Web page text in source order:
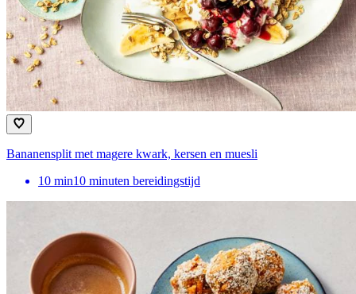
Bananensplit met magere kwark, kersen en muesli
10 min10 minuten bereidingstijd